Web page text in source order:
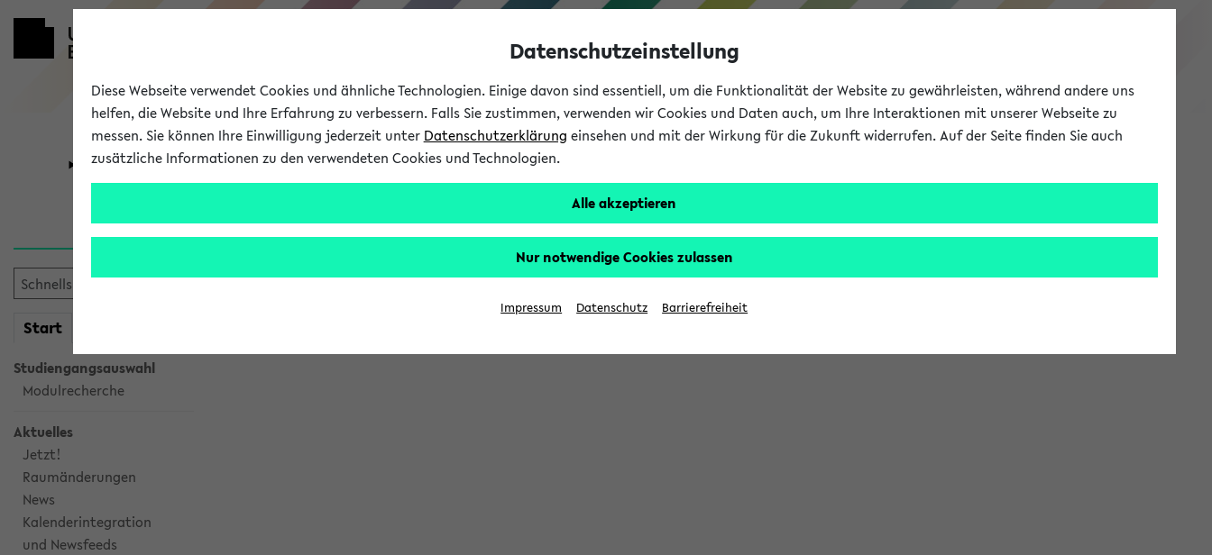
eKVV
Universität Forschung Studium
Start
Studiengangsauswahl
Modulrecherche
Aktuelles
Jetzt!
Raumänderungen
News
Kalenderintegration
und Newsfeeds
Verlauf
Datenschutzeinstellung
Diese Webseite verwendet Cookies und ähnliche Technologien. Einige davon sind essentiell, um die Funktionalität der Website zu gewährleisten, während andere uns
helfen, die Website und Ihre Erfahrung zu verbessern. Falls Sie zustimmen, verwenden wir Cookies und Daten auch, um Ihre Interaktionen mit unserer Webseite zu
messen. Sie können Ihre Einwilligung jederzeit unter Datenschutzerklärung einsehen und mit der Wirkung für die Zukunft widerrufen. Auf der Seite finden Sie auch
zusätzliche Informationen zu den verwendeten Cookies und Technologien.
Alle akzeptieren
Nur notwendige Cookies zulassen
Impressum Datenschutz Barrierefreiheit